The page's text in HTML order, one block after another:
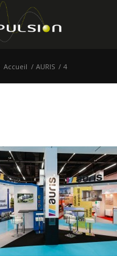
Accueil / AURIS / 4